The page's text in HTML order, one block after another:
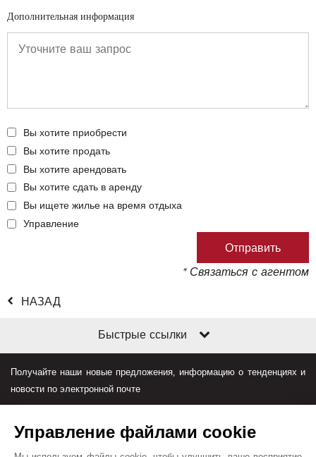
Дополнительная информация
Вы хотите приобрести
Вы хотите продать
Вы хотите арендовать
Вы хотите сдать в аренду
Вы ищете жилье на время отдыха
Управление
* Связаться с агентом
НАЗАД
Быстрые ссылки
Получайте наши новые предложения, информацию о тенденциях и
новости по электронной почте
Управление файлами cookie